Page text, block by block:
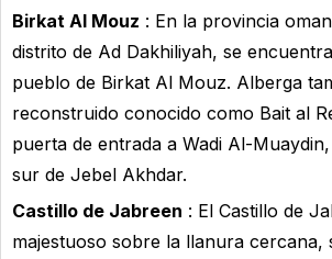
Birkat Al Mouz : En la provincia
distrito de Ad Dakhiliyah, se
pueblo de Birkat Al Mouz. Alberga
reconstruido conocido como Bait al
puerta de entrada a Wadi Al-
sur de Jebel Akhdar.
Castillo de Jabreen : El Castillo de
majestuoso sobre la llanura cercana,